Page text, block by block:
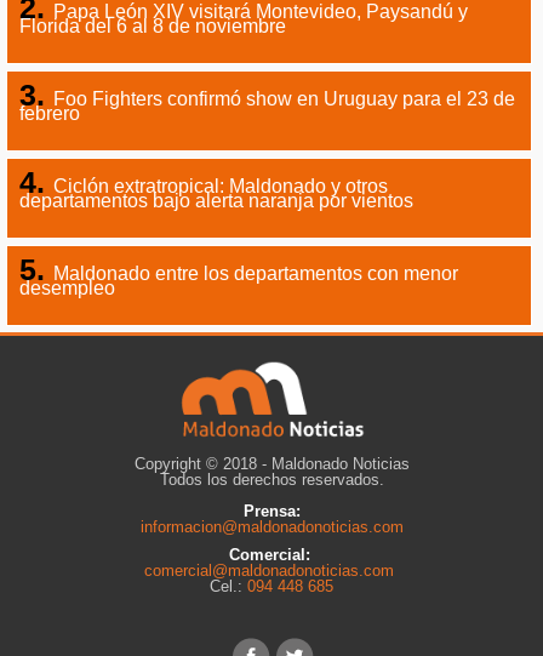
Papa León XIV visitará Montevideo, Paysandú y
Florida del 6 al 8 de noviembre
Foo Fighters confirmó show en Uruguay para el 23 de
febrero
Ciclón extratropical: Maldonado y otros
departamentos bajo alerta naranja por vientos
Maldonado entre los departamentos con menor
desempleo
Copyright © 2018 - Maldonado Noticias
Todos los derechos reservados.
Prensa:
informacion@maldonadonoticias.com
Comercial:
comercial@maldonadonoticias.com
Cel.: 094 448 685